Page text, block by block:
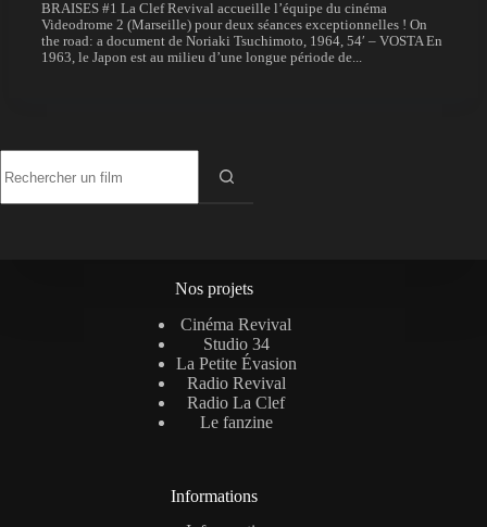
BRAISES #1 La Clef Revival accueille l’équipe du cinéma
Videodrome 2 (Marseille) pour deux séances exceptionnelles ! On
the road: a document de Noriaki Tsuchimoto, 1964, 54′ – VOSTA En
1963, le Japon est au milieu d’une longue période de...
résultat
Nos projets
Cinéma Revival
Studio 34
La Petite Évasion
Radio Revival
Radio La Clef
Le fanzine
Informations